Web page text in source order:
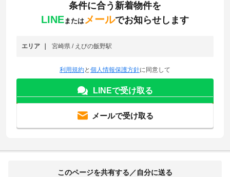
条件に合う新着物件を
LINEまたは メールでお知らせします
エリア 宮崎県 / えびの飯野駅
利用規約と 個人情報保護方針に同意して
LINEで受け取る
メールで受け取る
このページを共有する／自分に送る